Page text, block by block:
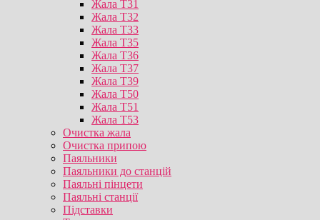
Жала T31
Жала T32
Жала T33
Жала T35
Жала T36
Жала T37
Жала T39
Жала T50
Жала T51
Жала T53
Очистка жала
Очистка припою
Паяльники
Паяльники до станцій
Паяльні пінцети
Паяльні станції
Підставки